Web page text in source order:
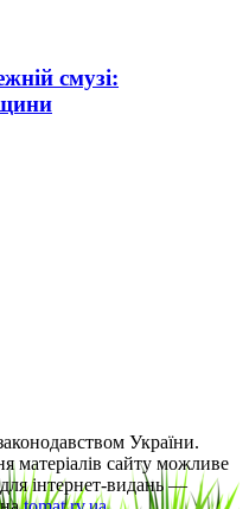
смузі:
України.
матеріалів сайту можливе
інтернет-видань —